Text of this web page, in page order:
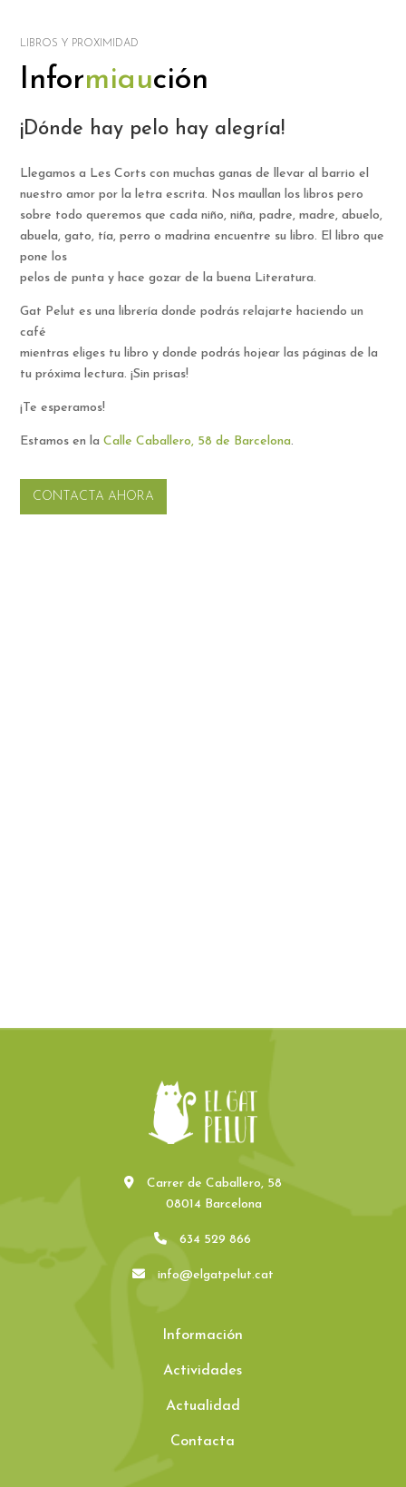
LIBROS Y PROXIMIDAD
Informiaución
¡Dónde hay pelo hay alegría!
Llegamos a Les Corts con muchas ganas de llevar al barrio el
nuestro amor por la letra escrita. Nos maullan los libros pero
sobre todo queremos que cada niño, niña, padre, madre, abuelo,
abuela, gato, tía, perro o madrina encuentre su libro. El libro que
pone los
pelos de punta y hace gozar de la buena Literatura.
Gat Pelut es una librería donde podrás relajarte haciendo un
café
mientras eliges tu libro y donde podrás hojear las páginas de la
tu próxima lectura. ¡Sin prisas!
¡Te esperamos!
Estamos en la Calle Caballero, 58 de Barcelona.
CONTACTA AHORA
Carrer de Caballero, 58
08014 Barcelona
634 529 866
info@elgatpelut.cat
Información
Actividades
Actualidad
Contacta